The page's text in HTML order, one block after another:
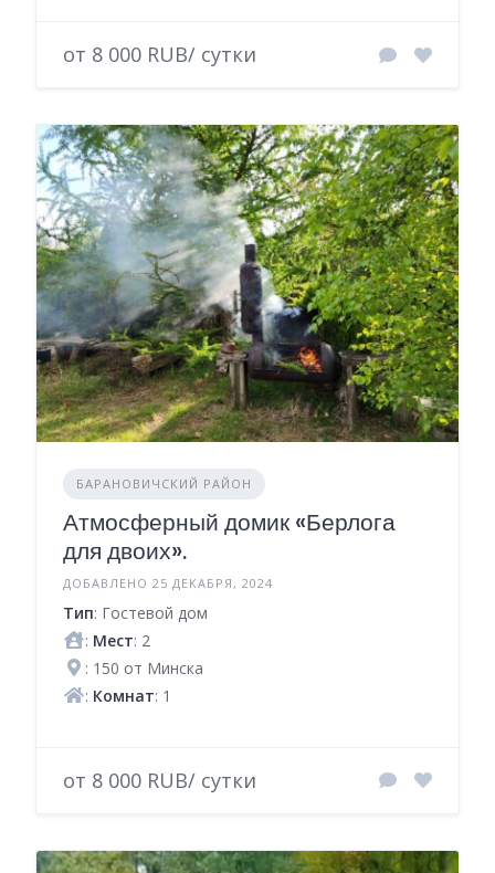
от 8 000 RUB/ сутки
БАРАНОВИЧСКИЙ РАЙОН
Атмосферный домик «Берлога
для двоих».
ДОБАВЛЕНО 25 ДЕКАБРЯ, 2024
Тип: Гостевой дом
: Мест: 2
: 150 от Минска
: Комнат: 1
от 8 000 RUB/ сутки